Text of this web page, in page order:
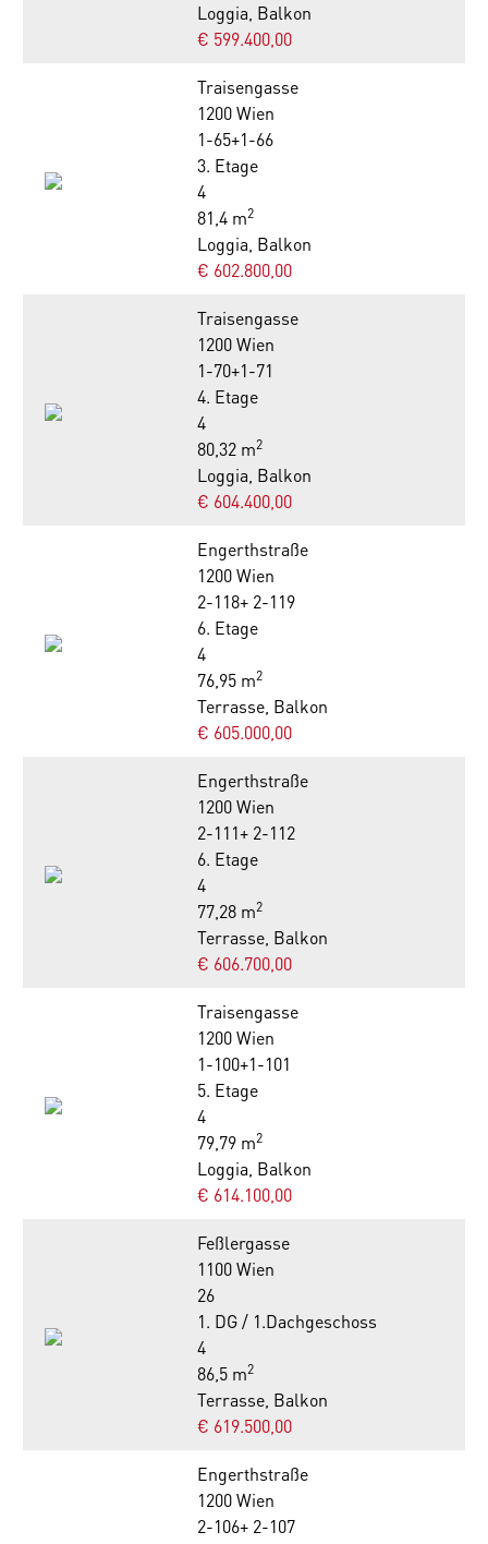
Loggia, Balkon
€ 599.400,00
Traisengasse
1200 Wien
1-65+1-66
3. Etage
4
81,4 m2
Loggia, Balkon
€ 602.800,00
Traisengasse
1200 Wien
1-70+1-71
4. Etage
4
80,32 m2
Loggia, Balkon
€ 604.400,00
Engerthstraße
1200 Wien
2-118+ 2-119
6. Etage
4
76,95 m2
Terrasse, Balkon
€ 605.000,00
Engerthstraße
1200 Wien
2-111+ 2-112
6. Etage
4
77,28 m2
Terrasse, Balkon
€ 606.700,00
Traisengasse
1200 Wien
1-100+1-101
5. Etage
4
79,79 m2
Loggia, Balkon
€ 614.100,00
Feßlergasse
1100 Wien
26
1. DG / 1.Dachgeschoss
4
86,5 m2
Terrasse, Balkon
€ 619.500,00
Engerthstraße
1200 Wien
2-106+ 2-107